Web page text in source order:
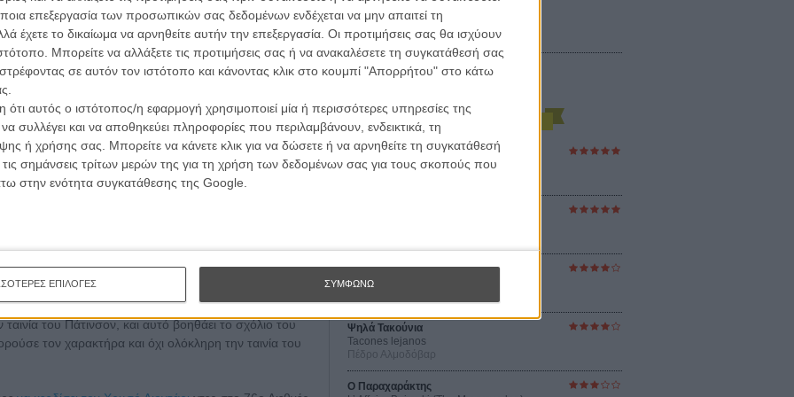
επεξεργασία των προσωπικών σας δεδομένων ενδέχεται να μην απαιτεί τη
έχετε το δικαίωμα να αρνηθείτε αυτήν την επεξεργασία. Οι προτιμήσεις σας θα ισχύουν
Μπορείτε να αλλάξετε τις προτιμήσεις σας ή να ανακαλέσετε τη συγκατάθεσή σας
σε αυτόν τον ιστότοπο και κάνοντας κλικ στο κουμπί "Απορρήτου" στο κάτω
αυτός ο ιστότοπος/η εφαρμογή χρησιμοποιεί μία ή περισσότερες υπηρεσίες της
συλλέγει και να αποθηκεύει πληροφορίες που περιλαμβάνουν, ενδεικτικά, τη
ή χρήσης σας. Μπορείτε να κάνετε κλικ για να δώσετε ή να αρνηθείτε τη συγκατάθεσή
σημάνσεις τρίτων μερών της για τη χρήση των δεδομένων σας για τους σκοπούς που
στην ενότητα συγκατάθεσης της Google.
ΕΠΙΛΟΓΕΣ ΣΥΜΦΩΝΩ
δεν έπρεπε να το πω αυτό. Είμαι
που μπορείς να τις δεις τρεις φορές και πάλι να
αυτές είχαν ως αποτέλεσμα πολλούς φαν να εικάζουν
του Πάτινσον, και αυτό βοηθάει το σχόλιο του
τον χαρακτήρα και όχι ολόκληρη την ταινία του
Οι Αρμονίες Βερκμάιστερ
Werckmeister Harmonies
Οδύσσεια
The Odyssey
Ψηλά Τακούνια
Tacones lejanos
Πέδρο Αλμοδόβαρ
Ο Παραχαράκτης